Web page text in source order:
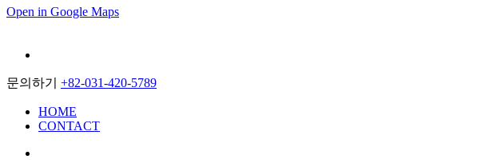
Open in Google Maps
문의하기 +82-031-420-5789
HOME
CONTACT